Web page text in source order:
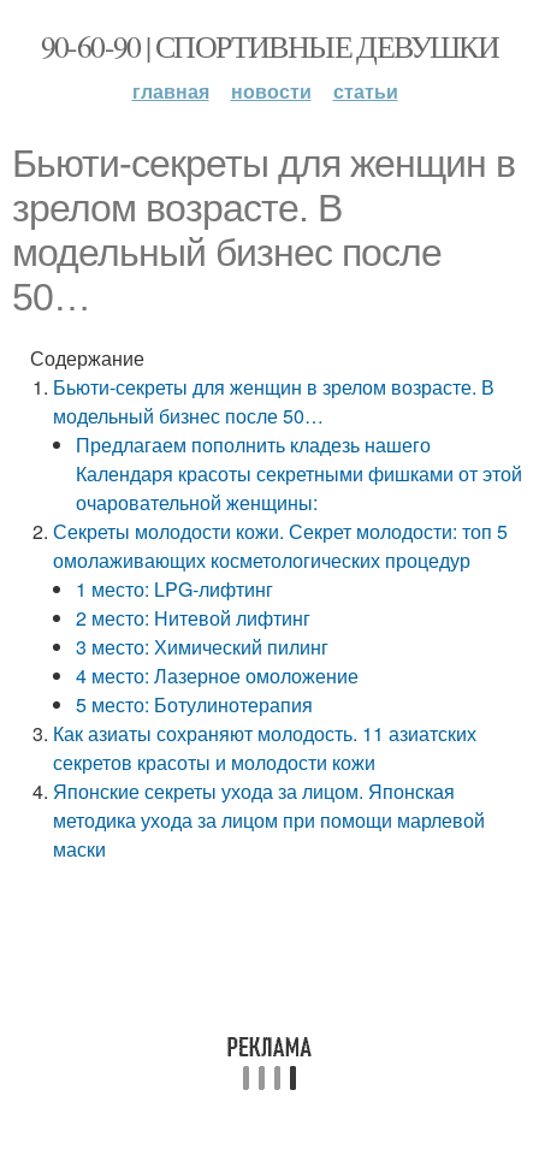
90-60-90 | СПОРТИВНЫЕ ДЕВУШКИ
главная новости статьи
Бьюти-секреты для женщин в
зрелом возрасте. В
модельный бизнес после
50…
Содержание
Бьюти-секреты для женщин в зрелом возрасте. В
модельный бизнес после 50…
Предлагаем пополнить кладезь нашего
Календаря красоты секретными фишками от этой
очаровательной женщины:
Секреты молодости кожи. Секрет молодости: топ 5
омолаживающих косметологических процедур
1 место: LPG-лифтинг
2 место: Нитевой лифтинг
3 место: Химический пилинг
4 место: Лазерное омоложение
5 место: Ботулинотерапия
Как азиаты сохраняют молодость. 11 азиатских
секретов красоты и молодости кожи
Японские секреты ухода за лицом. Японская
методика ухода за лицом при помощи марлевой
маски